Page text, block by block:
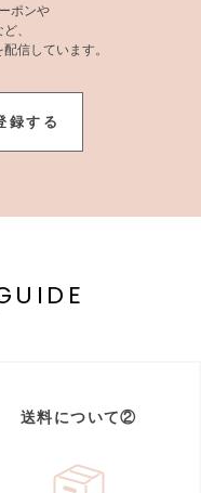
ポンや
、
信しています。
録する
送料について②